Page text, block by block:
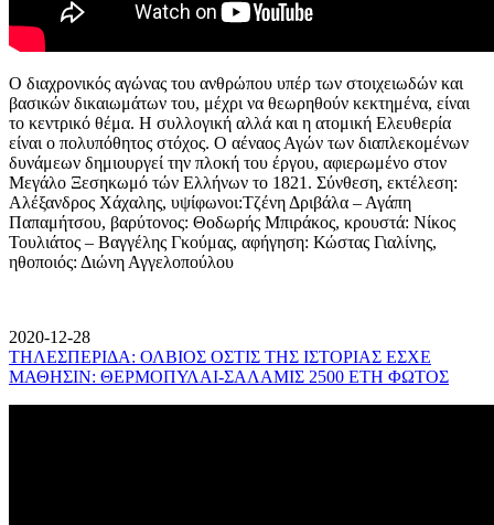
Ο διαχρονικός αγώνας του ανθρώπου υπέρ των στοιχειωδών και
βασικών δικαιωμάτων του, μέχρι να θεωρηθούν κεκτημένα, είναι
το κεντρικό θέμα. Η συλλογική αλλά και η ατομική Ελευθερία
είναι ο πολυπόθητος στόχος. Ο αέναος Αγών των διαπλεκομένων
δυνάμεων δημιουργεί την πλοκή του έργου, αφιερωμένο στον
Μεγάλο Ξεσηκωμό τών Ελλήνων το 1821. Σύνθεση, εκτέλεση:
Αλέξανδρος Χάχαλης, υψίφωνοι:Τζένη Δριβάλα – Αγάπη
Παπαμήτσου, βαρύτονος: Θοδωρής Μπιράκος, κρουστά: Νίκος
Τουλιάτος – Βαγγέλης Γκούμας, αφήγηση: Κώστας Γιαλίνης,
ηθοποιός: Διώνη Αγγελοπούλου
2020-12-28
ΤΗΛΕΣΠΕΡΙΔΑ: ΟΛΒΙΟΣ ΟΣΤΙΣ ΤΗΣ ΙΣΤΟΡΙΑΣ ΕΣΧΕ
ΜΑΘΗΣΙΝ: ΘΕΡΜΟΠΥΛΑΙ-ΣΑΛΑΜΙΣ 2500 ΕΤΗ ΦΩΤΟΣ